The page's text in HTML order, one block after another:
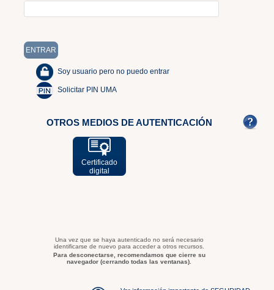
Soy usuario pero no puedo entrar
Solicitar PIN UMA
OTROS MEDIOS DE AUTENTICACIÓN
Certificado
digital
Una vez que se haya autenticado no será necesario
identificarse de nuevo para acceder a otros recursos.
Para desconectarse, recomendamos que cierre su
navegador (cerrando todas las ventanas).